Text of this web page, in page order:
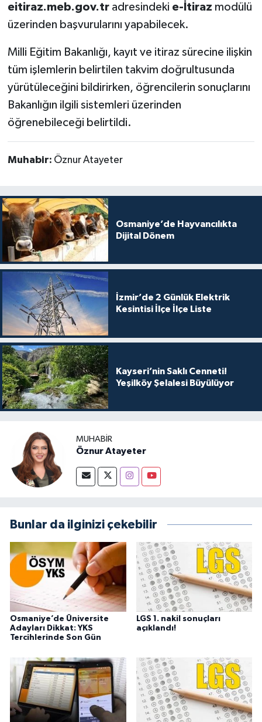
eitiraz.meb.gov.tradresindeki e-İtiraz modülü
üzerinden başvurularını yapabilecek.
Milli Eğitim Bakanlığı, kayıt ve itiraz sürecine ilişkin
tüm işlemlerin belirtilen takvim doğrultusunda
yürütüleceğini bildirirken, öğrencilerin sonuçlarını
Bakanlığın ilgili sistemleri üzerinden
öğrenebileceği belirtildi.
Muhabir: Öznur Atayeter
Osmaniye’de Hayvancılıkta
Dijital Dönem
İzmir’de 2 Günlük Elektrik
Kesintisi İlçe İlçe Liste
Kayseri’nin Saklı Cenneti!
Yeşilköy Şelalesi Büyülüyor
MUHABIR
Öznur Atayeter
Bunlar da ilginizi çekebilir
Osmaniye’de Üniversite
Adayları Dikkat: YKS
Tercihlerinde Son Gün
LGS 1. nakil sonuçları
açıklandı!